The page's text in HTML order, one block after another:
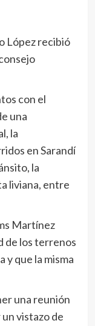
López recibió
con el
una
la
en Sarandí
la
liviana, entre
Martínez
de los terrenos
y que la misma
una reunión
vistazo de